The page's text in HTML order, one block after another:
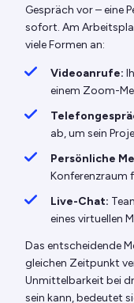
Gespräch vor – eine
sofort. Am
viele Formen an:
Videoanrufe:
einem Zoom-
ab, um sein
Persönliche
Konferenzraum
Live-Chat:
eines virtuellen
Das entscheidende
gleichen Zeitpunkt
Unmittelbarkeit bei
sein kann, bedeutet